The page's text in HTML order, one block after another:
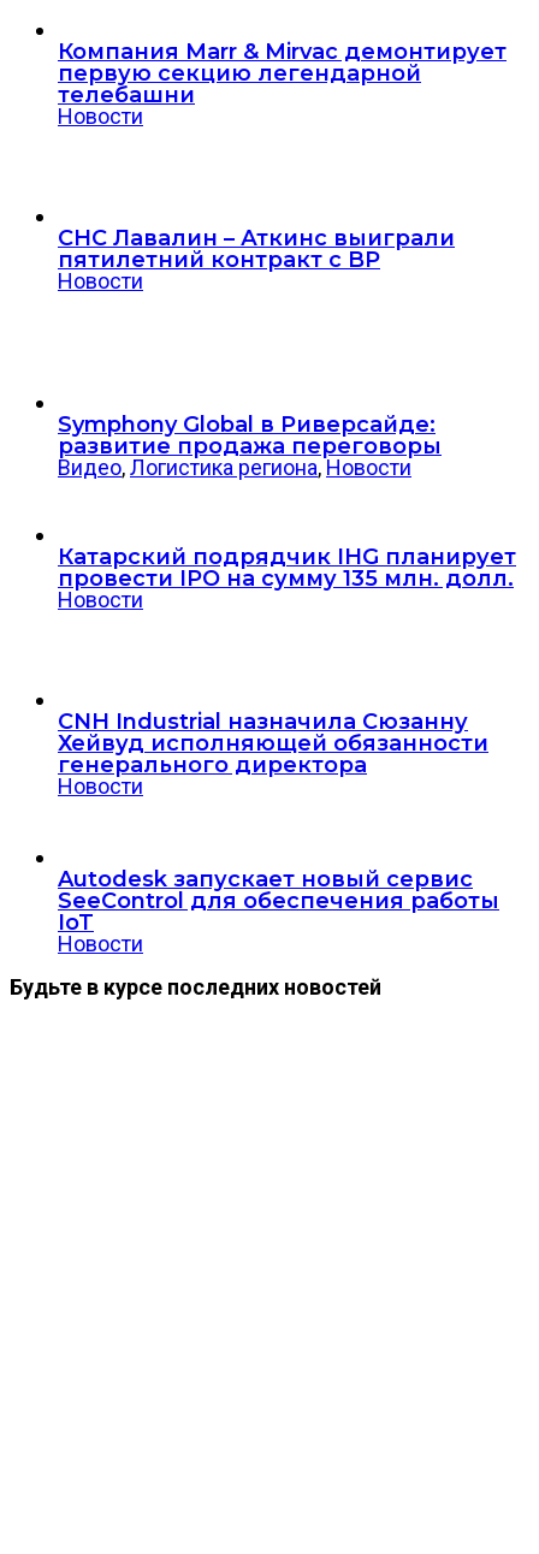
Компания Marr & Mirvac демонтирует
первую секцию легендарной
телебашни
Новости
СНС Лавалин – Аткинс выиграли
пятилетний контракт с BP
Новости
Symphony Global в Риверсайде:
развитие продажа переговоры
Видео,Логистика региона, Новости
Катарский подрядчик IHG планирует
провести IPO на сумму 135 млн. долл.
Новости
CNH Industrial назначила Сюзанну
Хейвуд исполняющей обязанности
генерального директора
Новости
Autodesk запускает новый сервис
SeeControl для обеспечения работы
IoT
Новости
Будьте в курсе последних новостей